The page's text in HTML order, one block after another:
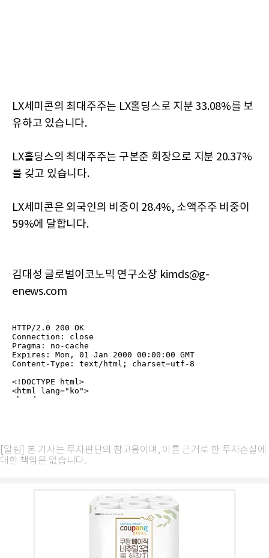
LX세미콘의 최대주주는 LX홀딩스로 지분 33.08%를 보
유하고 있습니다.
LX홀딩스의 최대주주는 구본준 회장으로 지분 20.37%
를 갖고 있습니다.
LX세미콘은 외국인의 비중이 28.4%, 소액주주 비중이
59%에 달합니다.
김대성 글로벌이코노믹 연구소장 kimds@g-
enews.com
[알림] 본 기사는 투자판단의 참고용이며, 이를 근거로 한 투자손실에
대한 책임은 없습니다.